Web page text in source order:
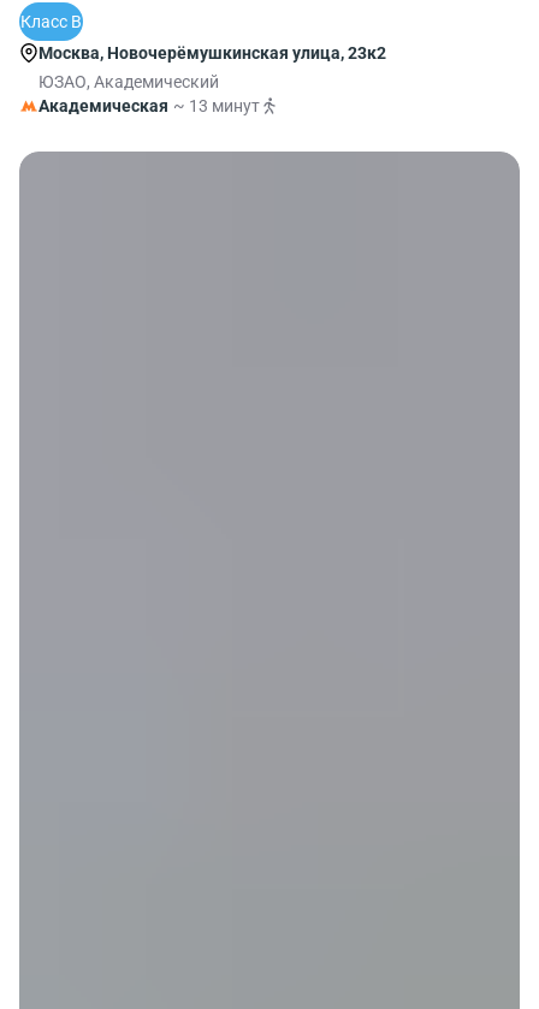
Класс B
Москва, Новочерёмушкинская улица, 23к2
ЮЗАО, Академический
Академическая ~ 13 минут